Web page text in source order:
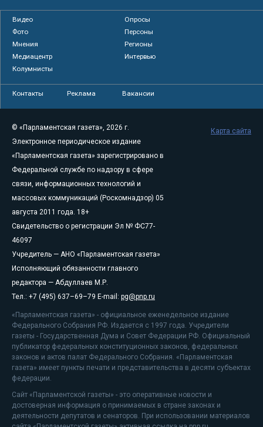
Видео
Опросы
Фото
Персоны
Мнения
Регионы
Медиацентр
Интервью
Колумнисты
Контакты Реклама Вакансии
© «Парламентская газета», 2026 г.
Электронное периодическое издание
«Парламентская газета» зарегистрировано в
Федеральной службе по надзору в сфере
связи, информационных технологий и
массовых коммуникаций (Роскомнадзор) 05
августа 2011 года. 18+
Свидетельство о регистрации Эл № ФС77-
46097
Учредитель — АНО «Парламентская газета»
Исполняющий обязанности главного
редактора — Абдуллаев М.Р.
Тел.: +7 (495) 637–69–79 E-mail: pg@pnp.ru
«Парламентская газета» - официальное еженедельное издание
Федерального Собрания РФ. Издается с 1997 года. Учредители
газеты - Государственная Дума и Совет Федерации РФ. Официальный
публикатор федеральных конституционных законов, федеральных
законов и актов палат Федерального Собрания. «Парламентская
газета» имеет пункты печати и представительства в десяти субъектах
федерации.
Сайт «Парламентской газеты» - это оперативные новости и
достоверная информация о принимаемых в стране законах и
деятельности депутатов и сенаторов. При использовании материалов
Карта сайта